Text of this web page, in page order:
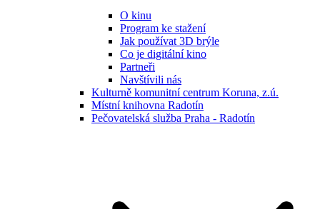
O kinu
Program ke stažení
Jak používat 3D brýle
Co je digitální kino
Partneři
Navštívili nás
Kulturně komunitní centrum Koruna, z.ú.
Místní knihovna Radotín
Pečovatelská služba Praha - Radotín